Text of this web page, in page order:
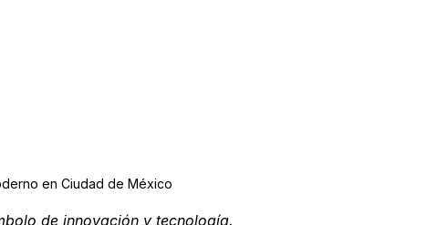
en Ciudad de México
de innovación y tecnología.